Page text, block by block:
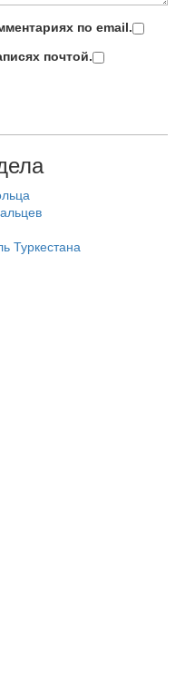
по email.
почтой.
Туркестана